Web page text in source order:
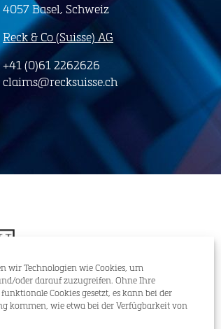
wir Technologien wie Cookies, um
oder darauf zuzugreifen. Ohne Ihre
Cookies gesetzt, es kann bei der
kommen, wie etwa bei der Verfügbarkeit von
4057 Basel, Schweiz
Reck & Co (Suisse) AG
+41 (0)61 2262626
claims@recksuisse.ch